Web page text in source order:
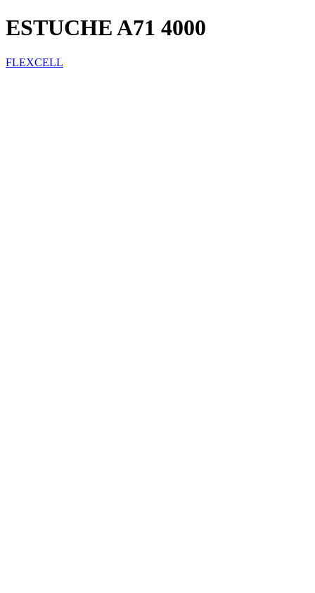
ESTUCHE A71 4000
FLEXCELL